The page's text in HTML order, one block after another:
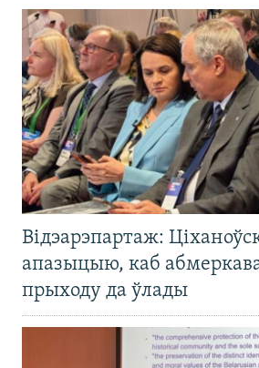
Відэарэпартаж:
апазыцыю, каб
прыходу да ўлады